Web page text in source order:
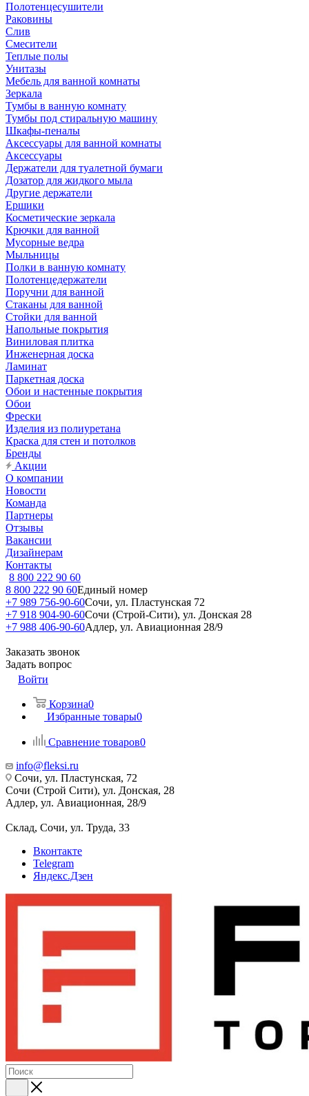
Полотенцесушители
Раковины
Слив
Смесители
Теплые полы
Унитазы
Мебель для ванной комнаты
Зеркала
Тумбы в ванную комнату
Тумбы под стиральную машину
Шкафы-пеналы
Аксессуары для ванной комнаты
Аксессуары
Держатели для туалетной бумаги
Дозатор для жидкого мыла
Другие держатели
Ершики
Косметические зеркала
Крючки для ванной
Мусорные ведра
Мыльницы
Полки в ванную комнату
Полотенцедержатели
Поручни для ванной
Стаканы для ванной
Стойки для ванной
Напольные покрытия
Виниловая плитка
Инженерная доска
Ламинат
Паркетная доска
Обои и настенные покрытия
Обои
Фрески
Изделия из полиуретана
Краска для стен и потолков
Бренды
Акции
О компании
Новости
Команда
Партнеры
Отзывы
Вакансии
Дизайнерам
Контакты
8 800 222 90 60
8 800 222 90 60Единый номер
+7 989 756-90-60Сочи, ул. Пластунская 72
+7 918 904-90-60Сочи (Строй-Сити), ул. Донская 28
+7 988 406-90-60Адлер, ул. Авиационная 28/9
Заказать звонок
Задать вопрос
Войти
Корзина0
Избранные товары0
Сравнение товаров0
info@fleksi.ru
Сочи, ул. Пластунская, 72
Сочи (Строй Сити), ул. Донская, 28
Адлер, ул. Авиационная, 28/9
Склад, Сочи, ул. Труда, 33
Вконтакте
Telegram
Яндекс.Дзен